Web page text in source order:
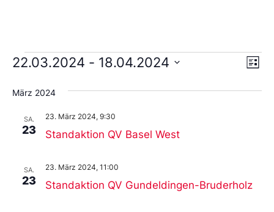
Liste
22.03.2024 - 18.04.2024
Sie
das
aus.
März 2024
SA.
23 Standaktion QV Basel West
23. März 2024, 9:30
SA.
23 Standaktion QV Gundeldingen-Bruderholz
23. März 2024, 11:00